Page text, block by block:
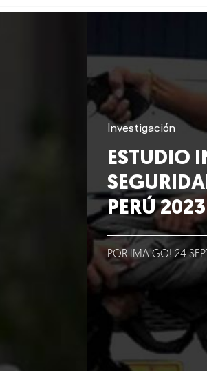
Investigación
ESTUDIO
PERÚ 2023
POR IMA GO! 24